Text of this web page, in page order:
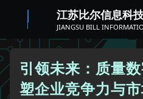
江苏比尔信息科
JIANGSU BILL
引领未来：质量
塑企业竞争力与